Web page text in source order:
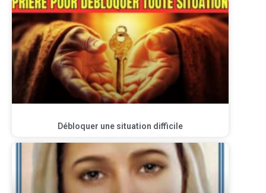
Débloquer une situation difficile